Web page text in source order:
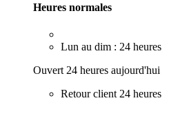
Heures normales
Lun au dim : 24 heures
Ouvert 24 heures aujourd'hui
Retour client 24 heures